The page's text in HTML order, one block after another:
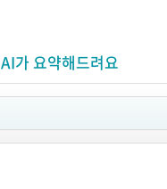
AI가 요약해드려요